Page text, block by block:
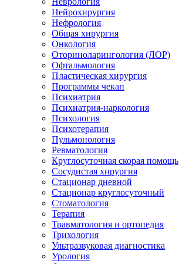
Нейрохирургия
Нефрология
Общая хирургия
Онкология
Оториноларингология (ЛОР)
Офтальмология
Пластическая хирургия
Программы чекап
Психиатрия
Психиатрия-наркология
Психология
Психотерапия
Пульмонология
Ревматология
Круглосуточная скорая помощь
Сосудистая хирургия
Стационар дневной
Стационар круглосуточный
Стоматология
Терапия
Травматология и ортопедия
Трихология
Ультразвуковая диагностика
Урология